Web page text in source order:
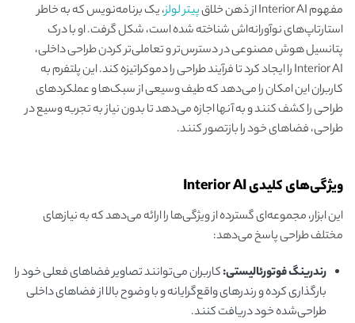
مفهوم Interior AI از ذهن خلاق پیتر لولز، یک برنامه‌نویس که به خاطر
استارتاپ‌های نوآورانه‌اش شناخته شده است، شکل گرفت. او با درک
پتانسیل هوش مصنوعی در دسترس‌تر و تعاملی‌تر کردن طراحی داخلی،
Interior AI را ایجاد کرد تا فرآیند طراحی را دموکراتیزه کند. این پلتفرم به
کاربران این امکان را می‌دهد که طیف وسیعی از سبک‌ها و عملکردهای
طراحی را کشف کنند و به آنها اجازه می‌دهد تا بدون نیاز به تجربه وسیع در
طراحی، فضاهای خود را بازتصور کنند.
ویژگی‌های کلیدی Interior AI
این ابزار، مجموعه‌ای گسترده از ویژگی‌ها را ارائه می‌دهد که به نیازهای
مختلف طراحی پاسخ می‌دهد:
رندرینگ فوتورئالیستی:کاربران می‌توانند تصاویر فضاهای فعلی خود را
بارگذاری کرده و رندرهای واقع‌گرایانه و با وضوح بالا از فضاهای داخلی
طراحی‌شده خود دریافت کنند.